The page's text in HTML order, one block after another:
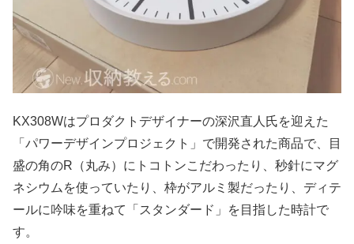
KX308Wはプロダクトデザイナーの深沢直人氏を迎えた
「パワーデザインプロジェクト」で開発された商品で、目
盛の角のR（丸み）にトコトンこだわったり、秒針にマグ
ネシウムを使っていたり、枠がアルミ製だったり、ディテ
ールに吟味を重ねて「スタンダード」を目指した時計で
す。